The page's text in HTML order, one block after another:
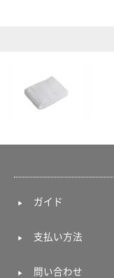
ガイド
支払い方法
問い合わせ